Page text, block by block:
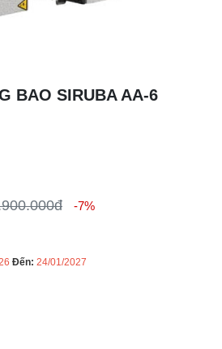
BAO SIRUBA AA-6
-7%
Đến: 24/01/2027